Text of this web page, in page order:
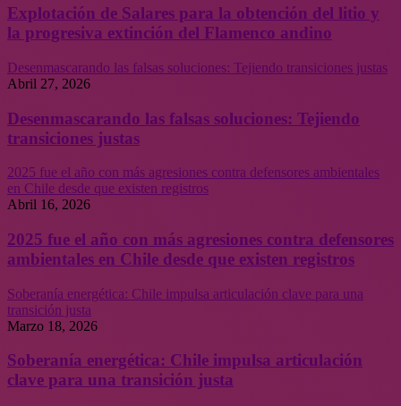
Explotación de Salares para la obtención del litio y
la progresiva extinción del Flamenco andino
Desenmascarando las falsas soluciones: Tejiendo transiciones justas
Abril 27, 2026
Desenmascarando las falsas soluciones: Tejiendo
transiciones justas
2025 fue el año con más agresiones contra defensores ambientales
en Chile desde que existen registros
Abril 16, 2026
2025 fue el año con más agresiones contra defensores
ambientales en Chile desde que existen registros
Soberanía energética: Chile impulsa articulación clave para una
transición justa
Marzo 18, 2026
Soberanía energética: Chile impulsa articulación
clave para una transición justa